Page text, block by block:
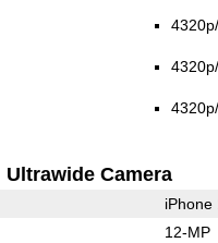
Ultrawide Camera
iPhone
12-MP